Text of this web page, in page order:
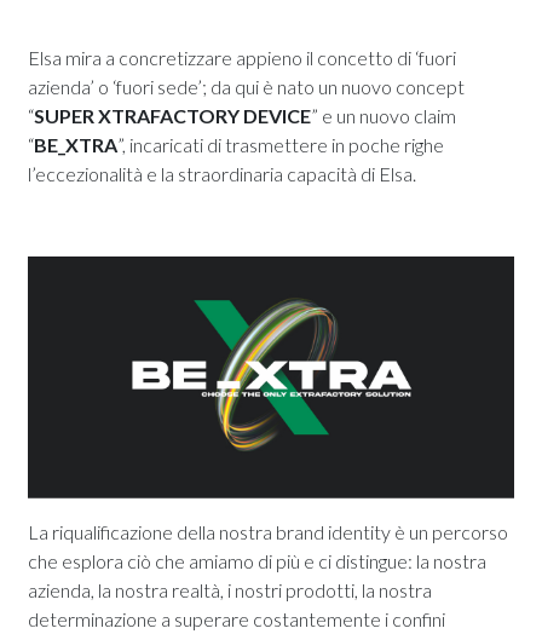
Elsa mira a concretizzare appieno il concetto di ‘fuori
azienda’ o ‘fuori sede’; da qui è nato un nuovo concept
“SUPER XTRAFACTORY DEVICE” e un nuovo claim
“BE_XTRA”, incaricati di trasmettere in poche righe
l’eccezionalità e la straordinaria capacità di Elsa.
La riqualificazione della nostra brand identity è un percorso
che esplora ciò che amiamo di più e ci distingue: la nostra
azienda, la nostra realtà, i nostri prodotti, la nostra
determinazione a superare costantemente i confini